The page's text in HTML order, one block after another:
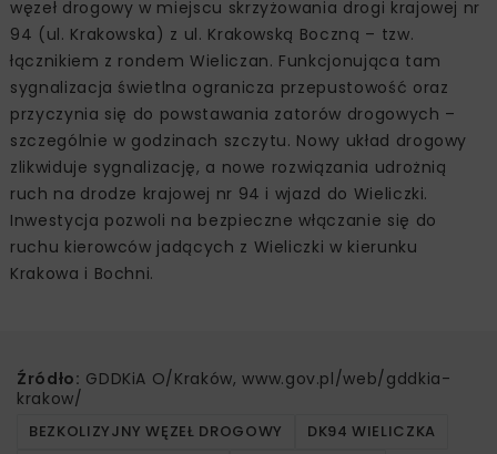
węzeł drogowy w miejscu skrzyżowania drogi krajowej nr
94 (ul. Krakowska) z ul. Krakowską Boczną – tzw.
łącznikiem z rondem Wieliczan. Funkcjonująca tam
sygnalizacja świetlna ogranicza przepustowość oraz
przyczynia się do powstawania zatorów drogowych –
szczególnie w godzinach szczytu. Nowy układ drogowy
zlikwiduje sygnalizację, a nowe rozwiązania udrożnią
ruch na drodze krajowej nr 94 i wjazd do Wieliczki.
Inwestycja pozwoli na bezpieczne włączanie się do
ruchu kierowców jadących z Wieliczki w kierunku
Krakowa i Bochni.
Źródło: GDDKiA O/Kraków, www.gov.pl/web/gddkia-
krakow/
BEZKOLIZYJNY WĘZEŁ DROGOWY DK94 WIELICZKA